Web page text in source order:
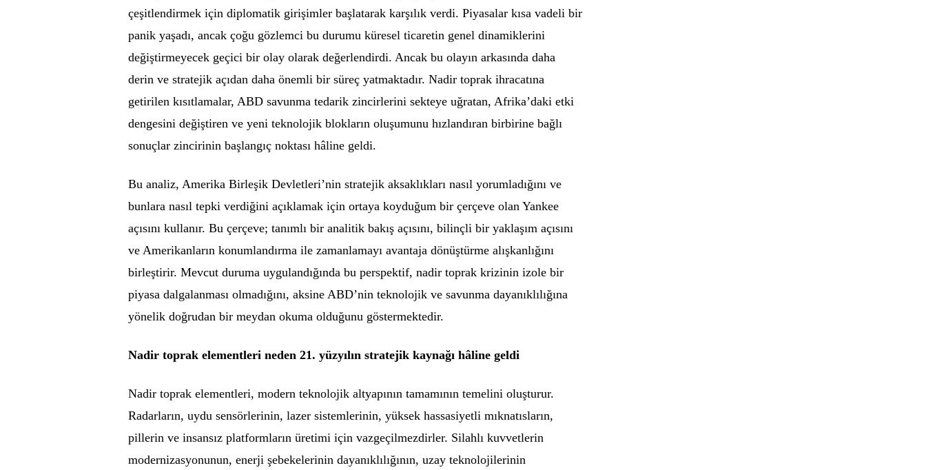
çeşitlendirmek için diplomatik girişimler başlatarak karşılık verdi. Piyasalar kısa vadeli bir
panik yaşadı, ancak çoğu gözlemci bu durumu küresel ticaretin genel dinamiklerini
değiştirmeyecek geçici bir olay olarak değerlendirdi. Ancak bu olayın arkasında daha
derin ve stratejik açıdan daha önemli bir süreç yatmaktadır. Nadir toprak ihracatına
getirilen kısıtlamalar, ABD savunma tedarik zincirlerini sekteye uğratan, Afrika’daki etki
dengesini değiştiren ve yeni teknolojik blokların oluşumunu hızlandıran birbirine bağlı
sonuçlar zincirinin başlangıç noktası hâline geldi.
Bu analiz, Amerika Birleşik Devletleri’nin stratejik aksaklıkları nasıl yorumladığını ve
bunlara nasıl tepki verdiğini açıklamak için ortaya koyduğum bir çerçeve olan Yankee
açısını kullanır. Bu çerçeve; tanımlı bir analitik bakış açısını, bilinçli bir yaklaşım açısını
ve Amerikanların konumlandırma ile zamanlamayı avantaja dönüştürme alışkanlığını
birleştirir. Mevcut duruma uygulandığında bu perspektif, nadir toprak krizinin izole bir
piyasa dalgalanması olmadığını, aksine ABD’nin teknolojik ve savunma dayanıklılığına
yönelik doğrudan bir meydan okuma olduğunu göstermektedir.
Nadir toprak elementleri neden 21. yüzyılın stratejik kaynağı hâline geldi
Nadir toprak elementleri, modern teknolojik altyapının tamamının temelini oluşturur.
Radarların, uydu sensörlerinin, lazer sistemlerinin, yüksek hassasiyetli mıknatısların,
pillerin ve insansız platformların üretimi için vazgeçilmezdirler. Silahlı kuvvetlerin
modernizasyonunun, enerji şebekelerinin dayanıklılığının, uzay teknolojilerinin